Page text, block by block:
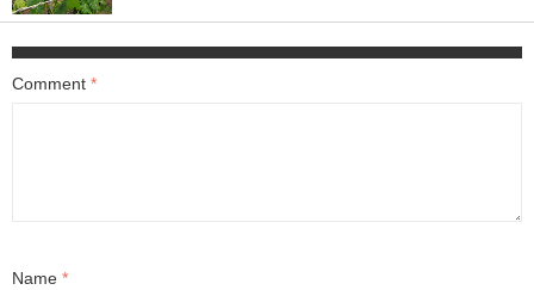
Comment *
Name *